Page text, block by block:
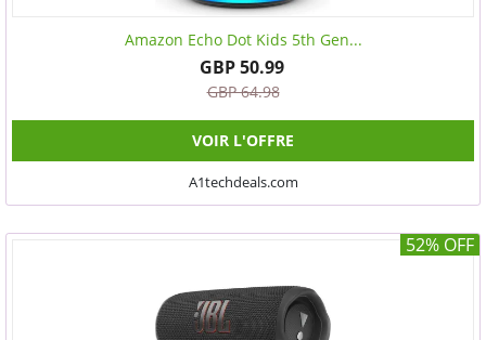
Amazon Echo Dot Kids 5th Gen...
GBP 50.99
GBP 64.98
VOIR L'OFFRE
A1techdeals.com
52% OFF